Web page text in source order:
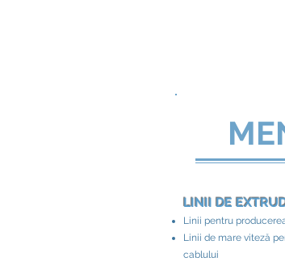
LINII DE
Linii pentru
Linii de mare viteză
cablului